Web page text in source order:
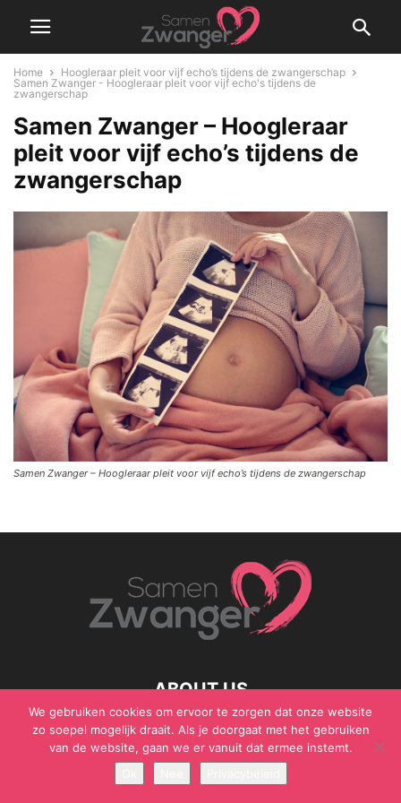
Home
Hoogleraar pleit voor vijf echo’s tijdens de zwangerschap
Samen Zwanger - Hoogleraar pleit voor vijf echo's tijdens de
zwangerschap
Samen Zwanger – Hoogleraar
pleit voor vijf echo’s tijdens de
zwangerschap
Samen Zwanger – Hoogleraar pleit voor vijf echo’s tijdens de zwangerschap
ABOUT US
We gebruiken cookies om ervoor te zorgen dat onze website
zo soepel mogelijk draait. Als je doorgaat met het gebruiken
van de website, gaan we er vanuit dat ermee instemt.